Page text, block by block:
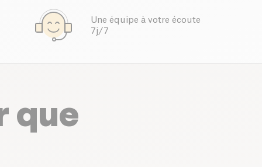
Une équipe à votre écoute
7j/7
que